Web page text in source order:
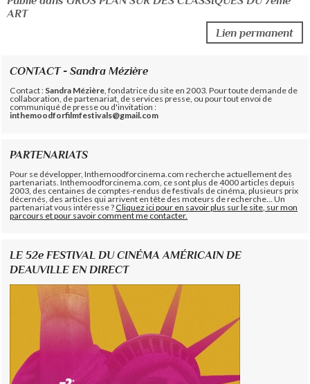
ART
Lien permanent
CONTACT - Sandra Mézière
Contact : Sandra Mézière , fondatrice du site en 2003. Pour toute demande de
collaboration, de partenariat, de services presse, ou pour tout envoi de
communiqué de presse ou d'invitation :
inthemoodforfilmfestivals@gmail.com
PARTENARIATS
Pour se développer, Inthemoodforcinema.com recherche actuellement des
partenariats. Inthemoodforcinema.com, ce sont plus de 4000 articles depuis
2003, des centaines de comptes-rendus de festivals de cinéma, plusieurs prix
décernés, des articles qui arrivent en tête des moteurs de recherche... Un
partenariat vous intéresse ?Cliquez ici pour en savoir plus sur le site, sur mon
parcours et pour savoir comment me contacter.
LE 52e FESTIVAL DU CINÉMA AMÉRICAIN DE
DEAUVILLE EN DIRECT